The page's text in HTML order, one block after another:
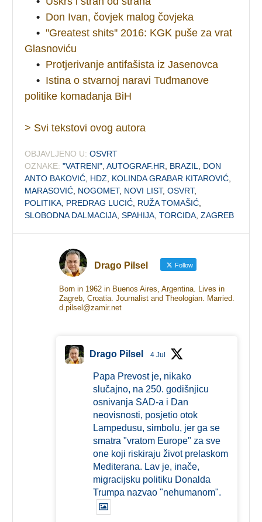
• Don Ivan, čovjek malog čovjeka
• ''Greatest shits'' 2016: KGK puše za vrat
Glasnoviću
• Protjerivanje antifašista iz Jasenovca
• Istina o stvarnoj naravi Tuđmanove
politike komadanja BiH
> Svi tekstovi ovog autora
OBJAVLJENO U: OSVRT
OZNAKE: "VATRENI" ,AUTOGRAF.HR BRAZIL
DON
ANTO BAKOVIĆ HDZ KOLINDA GRABAR KITAROVIĆ
MARASOVIĆ NOGOMET, NOVI LIST,OSVRT,
POLITIKA PREDRAG LUCIĆ RUŽA TOMAŠIĆ
SLOBODNA DALMACIJA ,SPAHIJA ,TORCIDA ,ZAGREB
Drago Pilsel Follow
Born in 1962 in Buenos Aires, Argentina. Lives in
Zagreb, Croatia. Journalist and Theologian. Married.
d.pilsel@zamir.net
Drago Pilsel 4 Jul
Papa Prevost je, nikako
slučajno, na 250. godišnjicu
osnivanja SAD-a i Dan
neovisnosti, posjetio otok
Lampedusu, simbolu, jer ga se
smatra "vratom Europe" za sve
one koji riskiraju život prelaskom
Mediterana. Lav je, inače,
migracijsku politiku Donalda
Trumpa nazvao "nehumanom".